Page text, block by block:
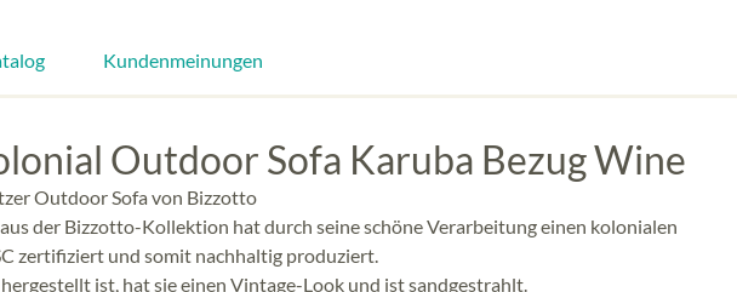
Kundenmeinungen
Outdoor Sofa Karuba Bezug Wine
Outdoor Sofa von Bizzotto
der Bizzotto-Kollektion hat durch seine schöne Verarbeitung einen kolonialen
zertifiziert und somit nachhaltig produziert.
ist, hat sie einen Vintage-Look und ist sandgestrahlt.